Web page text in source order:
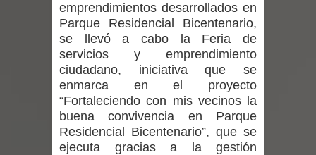
niños y adolescentes durante la
Del anime al K-pop: especialistas U.
de Chile analizan el creciente interés
por las culturas japonesa y coreana
emprendimientos desarrollados en
Parque Residencial Bicentenario,
se llevó a cabo la Feria de
servicios y emprendimiento
ciudadano, iniciativa que se
enmarca en el proyecto
“Fortaleciendo con mis vecinos la
buena convivencia en Parque
Residencial Bicentenario”, que se
ejecuta gracias a la gestión